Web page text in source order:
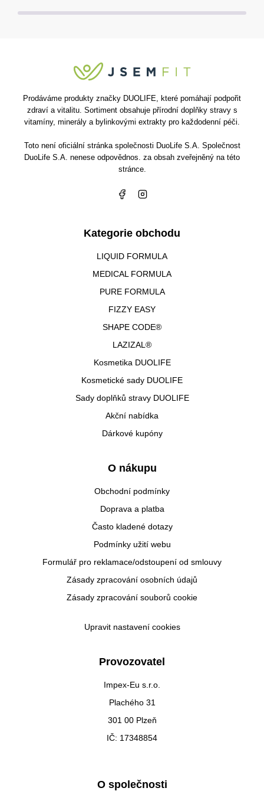
Prodáváme produkty značky DUOLIFE, které pomáhají podpořit
zdraví a vitalitu. Sortiment obsahuje přírodní doplňky stravy s
vitamíny, minerály a bylinkovými extrakty pro každodenní péči.
Toto není oficiální stránka společnosti DuoLife S.A. Společnost
DuoLife S.A. nenese odpovědnos. za obsah zveřejněný na této
stránce.
Kategorie obchodu
LIQUID FORMULA
MEDICAL FORMULA
PURE FORMULA
FIZZY EASY
SHAPE CODE®
LAZIZAL®
Kosmetika DUOLIFE
Kosmetické sady DUOLIFE
Sady doplňků stravy DUOLIFE
Akční nabídka
Dárkové kupóny
O nákupu
Obchodní podmínky
Doprava a platba
Často kladené dotazy
Podmínky užití webu
Formulář pro reklamace/odstoupení od smlouvy
Zásady zpracování osobních údajů
Zásady zpracování souborů cookie
Upravit nastavení cookies
Provozovatel
Impex-Eu s.r.o.
Plachého 31
301 00 Plzeň
IČ: 17348854
O společnosti